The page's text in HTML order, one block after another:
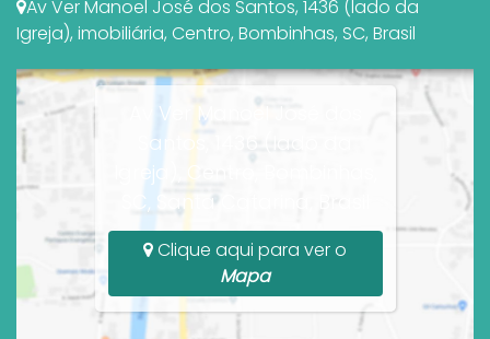
Av Ver Manoel José dos Santos, 1436 (lado da
Igreja), imobiliária, Centro, Bombinhas, SC, Brasil
Av Ver Manoel José dos
Santos, 1436 (lado da
Igreja), Centro, Bombinhas,
SC, Santa Catarina, Brasil
Clique aqui para ver o
Mapa